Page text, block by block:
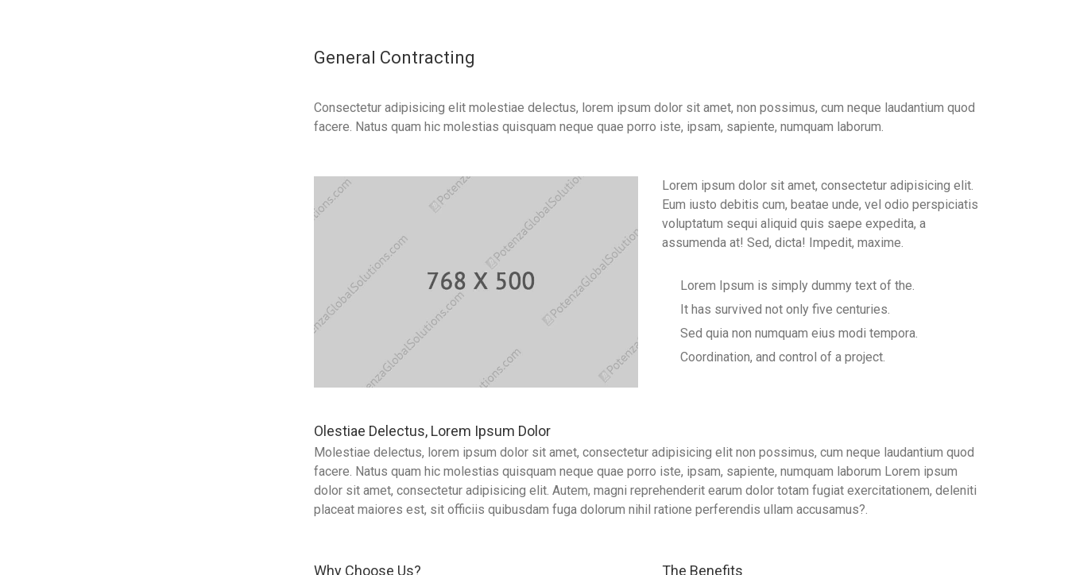
General Contracting
Consectetur adipisicing elit molestiae delectus, lorem ipsum dolor sit amet, non possimus, cum neque laudantium quod
facere. Natus quam hic molestias quisquam neque quae porro iste, ipsam, sapiente, numquam laborum.
Lorem ipsum dolor sit amet, consectetur adipisicing elit.
Eum iusto debitis cum, beatae unde, vel odio perspiciatis
voluptatum sequi aliquid quis saepe expedita, a
assumenda at! Sed, dicta! Impedit, maxime.
Lorem Ipsum is simply dummy text of the.
It has survived not only five centuries.
Sed quia non numquam eius modi tempora.
Coordination, and control of a project.
Olestiae Delectus, Lorem Ipsum Dolor
Molestiae delectus, lorem ipsum dolor sit amet, consectetur adipisicing elit non possimus, cum neque laudantium quod
facere. Natus quam hic molestias quisquam neque quae porro iste, ipsam, sapiente, numquam laborum Lorem ipsum
dolor sit amet, consectetur adipisicing elit. Autem, magni reprehenderit earum dolor totam fugiat exercitationem, deleniti
placeat maiores est, sit officiis quibusdam fuga dolorum nihil ratione perferendis ullam accusamus?.
Why Choose Us?
The Benefits